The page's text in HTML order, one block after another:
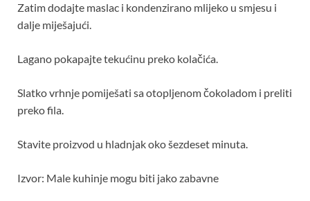
Zatim dodajte maslac i kondenzirano mlijeko u smjesu i
dalje miješajući.
Lagano pokapajte tekućinu preko kolačića.
Slatko vrhnje pomiješati sa otopljenom čokoladom i preliti
preko fila.
Stavite proizvod u hladnjak oko šezdeset minuta.
Izvor: Male kuhinje mogu biti jako zabavne